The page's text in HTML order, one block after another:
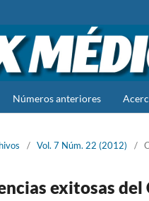
Números anteriores
/ Vol. 7 Núm. 22 (2012) /
exitosas